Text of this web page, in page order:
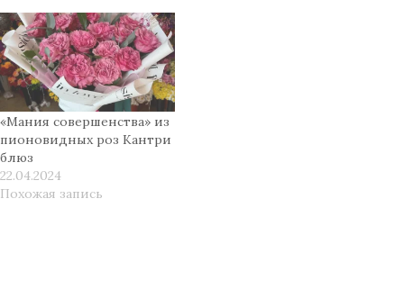
«Мания совершенства» из
пионовидных роз Кантри
блюз
22.04.2024
Похожая запись